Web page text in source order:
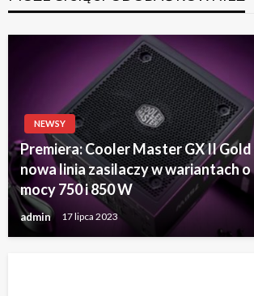
NEWSY
Premiera: Cooler Master GX II
nowa linia zasilaczy w wariantach o
mocy 750 i 850 W
admin 17 lipca 2023